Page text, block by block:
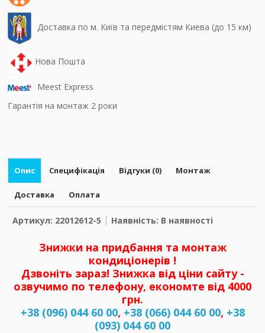
Доставка по м. Київ та передмістям Киева (до 15 км)
Нова Пошта
Meest Express
Гарантія на монтаж 2 роки
Опис Специфікація Відгуки (0) Монтаж
Доставка Оплата
Артикул: 22012612-5 Наявність: В наявності
Знижки на придбання та монтаж
кондиціонерів !
Дзвоніть зараз! Знижка від ціни сайту -
озвучимо по телефону, економте від 4000
грн.
+38 (096) 044 60 00, +38 (066) 044 60 00, +38
(093) 044 60 00